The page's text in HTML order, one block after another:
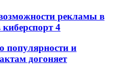
рекламы в
4
популярности и
догоняет